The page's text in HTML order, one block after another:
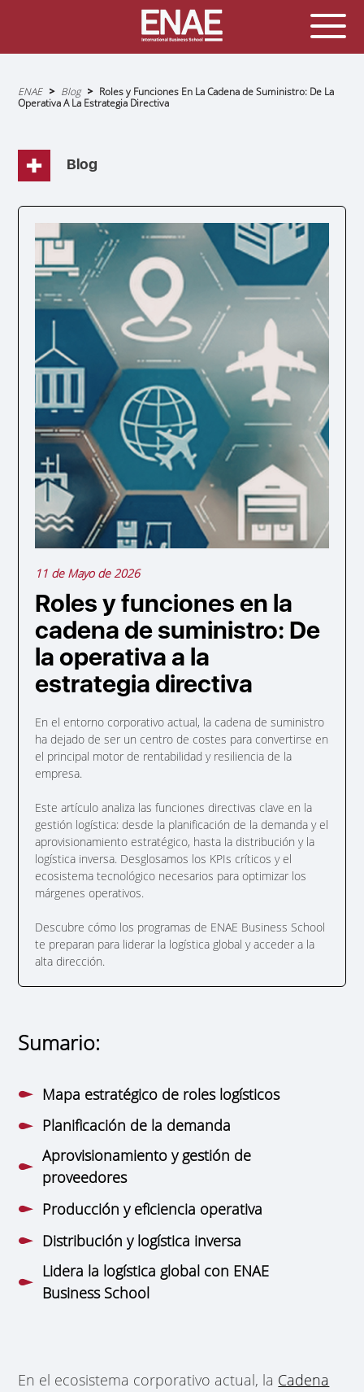
Sobrescribir
enlaces
de
navegación
ENAE Blog
Roles y Funciones En La Cadena de Suministro: De La
Operativa A La Estrategia Directiva
Blog
11 de Mayo de 2026
Roles y funciones en la
cadena de suministro: De
la operativa a la
estrategia directiva
En el entorno corporativo actual, la cadena de suministro
ha dejado de ser un centro de costes para convertirse en
el principal motor de rentabilidad y resiliencia de la
empresa.
Este artículo analiza las funciones directivas clave en la
gestión logística: desde la planificación de la demanda y el
aprovisionamiento estratégico, hasta la distribución y la
logística inversa. Desglosamos los KPIs críticos y el
ecosistema tecnológico necesarios para optimizar los
márgenes operativos.
Descubre cómo los programas de ENAE Business School
te preparan para liderar la logística global y acceder a la
alta dirección.
Sumario:
Mapa estratégico de roles logísticos
Planificación de la demanda
Aprovisionamiento y gestión de
proveedores
Producción y eficiencia operativa
Distribución y logística inversa
Lidera la logística global con ENAE
Business School
En el ecosistema corporativo actual, la Cadena